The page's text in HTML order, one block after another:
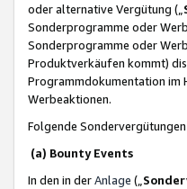
oder alternative Vergütung („
Sonderprogramme oder
Sonderprogramme oder
Produktverkäufen kommt)
Programmdokumentation im
Werbeaktionen.
Folgende
(a) Bounty Events
In den in derAnlage („